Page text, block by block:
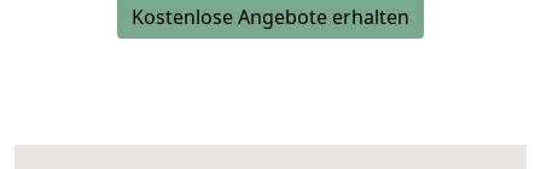
Kostenlose Angebote erhalten